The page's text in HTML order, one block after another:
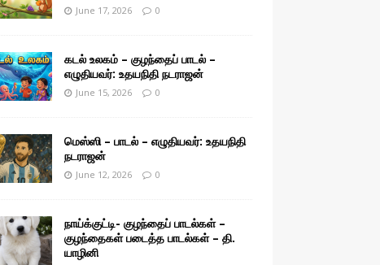
June 17, 2026 0
கடல் உலகம் – குழந்தைப் பாடல் –
எழுதியவர்: உதயநிதி நடராஜன்
June 15, 2026 0
மெஸ்ஸி – பாடல் – எழுதியவர்: உதயநிதி
நடராஜன்
June 12, 2026 0
நாய்க்குட்டி- குழந்தைப் பாடல்கள் –
குழந்தைகள் படைத்த பாடல்கள் – தி.
யாழினி